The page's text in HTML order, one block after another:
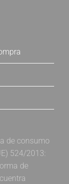
de consumo
524/2013:
de